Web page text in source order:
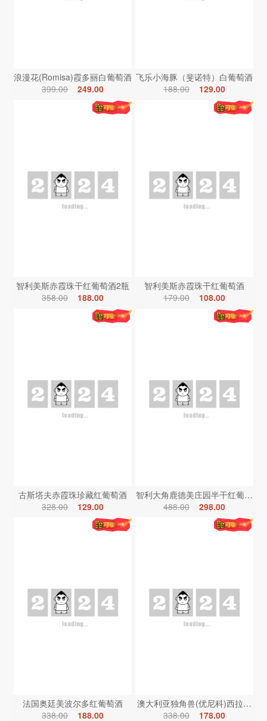
浪漫花(Romisa)霞多丽白葡萄酒
399.00
249.00
飞乐小海豚（斐诺特）白葡萄酒
188.00
129.00
智利美斯赤霞珠干红葡萄酒2瓶
358.00
188.00
智利美斯赤霞珠干红葡萄酒
179.00
108.00
古斯塔夫赤霞珠珍藏红葡萄酒
328.00
129.00
智利大角鹿德美庄园半干红葡萄酒
488.00
298.00
法国奥廷美波尔多红葡萄酒
338.00
188.00
澳大利亚独角兽(优尼科)西拉红葡
338.00
178.00